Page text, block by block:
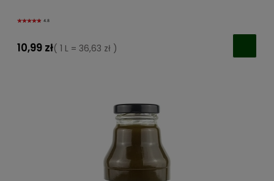
4.8
10,99 zł( 1 L = 36,63 zł )